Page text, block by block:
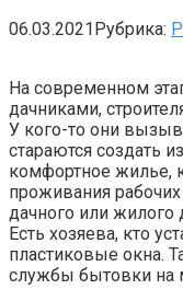
06.03.2021Рубрика:
На современном
дачниками,
У кого-то они
стараются создать
комфортное жилье,
проживания
дачного или
Есть хозяева, кто
пластиковые окна.
службы бытовки на